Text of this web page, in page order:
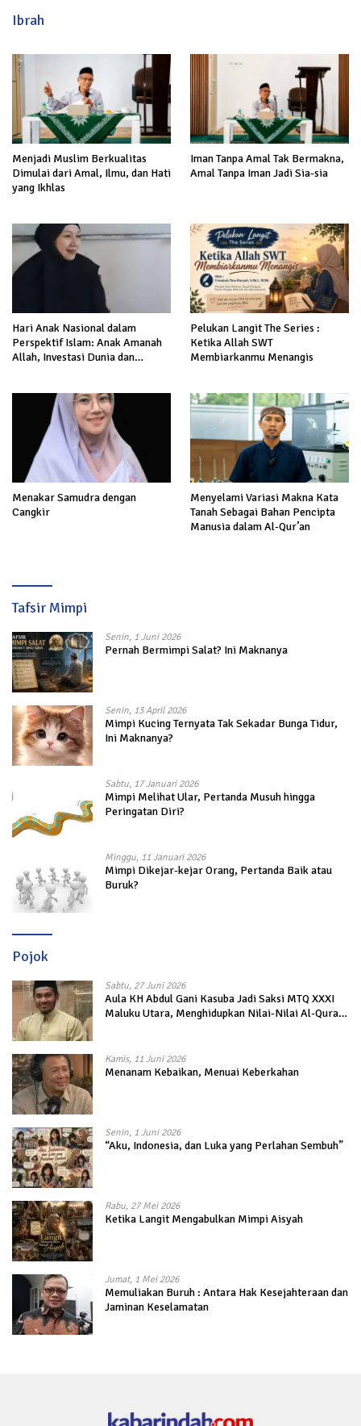
Ibrah
Menjadi Muslim Berkualitas
Dimulai dari Amal, Ilmu, dan Hati
yang Ikhlas
Iman Tanpa Amal Tak Bermakna,
Amal Tanpa Iman Jadi Sia-sia
Hari Anak Nasional dalam
Perspektif Islam: Anak Amanah
Allah, Investasi Dunia dan
Pelukan Langit The Series :
Ketika Allah SWT
Membiarkanmu Menangis
Menakar Samudra dengan
Cangkir
Menyelami Variasi Makna Kata
Tanah Sebagai Bahan Pencipta
Manusia dalam Al-Qur’an
Tafsir Mimpi
Senin, 1 Juni 2026
Pernah Bermimpi Salat? Ini Maknanya
Senin, 13 April 2026
Mimpi Kucing Ternyata Tak Sekadar Bunga Tidur,
Ini Maknanya?
Sabtu, 17 Januari 2026
Mimpi Melihat Ular, Pertanda Musuh hingga
Peringatan Diri?
Minggu, 11 Januari 2026
Mimpi Dikejar-kejar Orang, Pertanda Baik atau
Buruk?
Pojok
Sabtu, 27 Juni 2026
Aula KH Abdul Gani Kasuba Jadi Saksi MTQ XXXI
Maluku Utara, Menghidupkan Nilai-Nilai Al-Quran
Kamis, 11 Juni 2026
Menanam Kebaikan, Menuai Keberkahan
Senin, 1 Juni 2026
“Aku, Indonesia, dan Luka yang Perlahan Sembuh”
Rabu, 27 Mei 2026
Ketika Langit Mengabulkan Mimpi Aisyah
Jumat, 1 Mei 2026
Memuliakan Buruh : Antara Hak Kesejahteraan dan
Jaminan Keselamatan